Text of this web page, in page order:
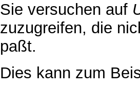
Sie versuchen auf
zuzugreifen, die
paßt.
Dies kann zum